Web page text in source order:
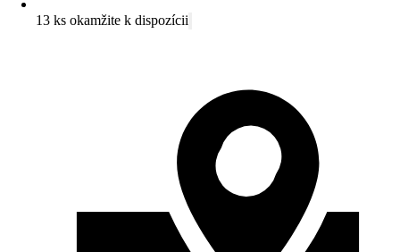
13 ks okamžite k dispozícii